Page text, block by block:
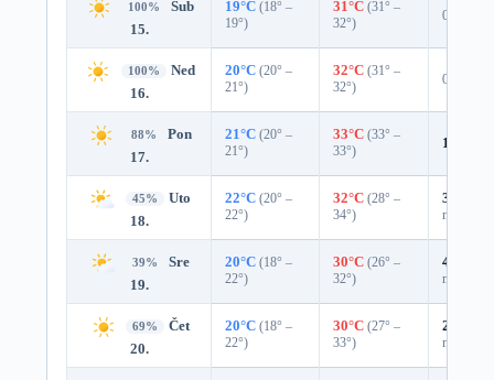
100%
Sub
15.
19°C (18° –
19°)
31°C (31° –
32°)
0%
100%
Ned
16.
20°C (20° –
21°)
32°C (31° –
32°)
0%
88%
Pon
17.
21°C (20° –
21°)
33°C (33° –
33°)
10%
45%
Uto
18.
22°C (20° –
22°)
32°C (28° –
34°)
39%
mm)
39%
Sre
19.
20°C (18° –
22°)
30°C (26° –
32°)
43%
mm)
69%
Čet
20.
20°C (18° –
22°)
30°C (27° –
33°)
25%
mm)